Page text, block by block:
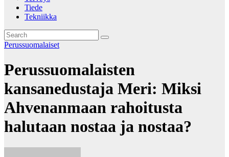
Tiede
Tekniikka
Perussuomalaiset
Perussuomalaisten
kansanedustaja Meri: Miksi
Ahvenanmaan rahoitusta
halutaan nostaa ja nostaa?